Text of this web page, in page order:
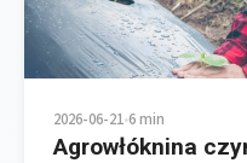
2026-06-21•6 min
Agrowłóknina